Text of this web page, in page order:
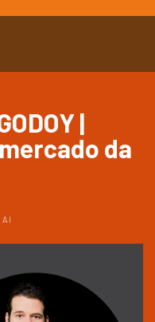
|
da
AI